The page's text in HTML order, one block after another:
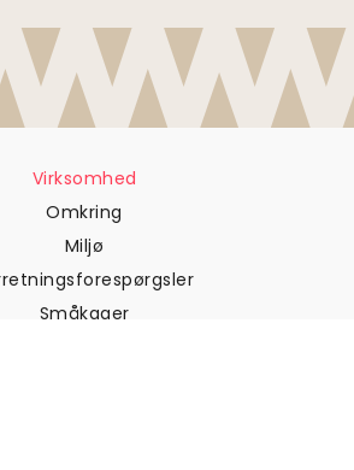
Virksomhed
Omkring
Miljø
Småkager